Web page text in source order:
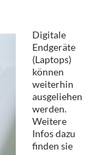
Digitale
Endgeräte
(Laptops)
können
weiterhin
ausgeliehen
werden.
Weitere
Infos dazu
finden sie